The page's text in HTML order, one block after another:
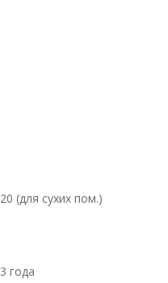
20 (для сухих пом.)
3 года